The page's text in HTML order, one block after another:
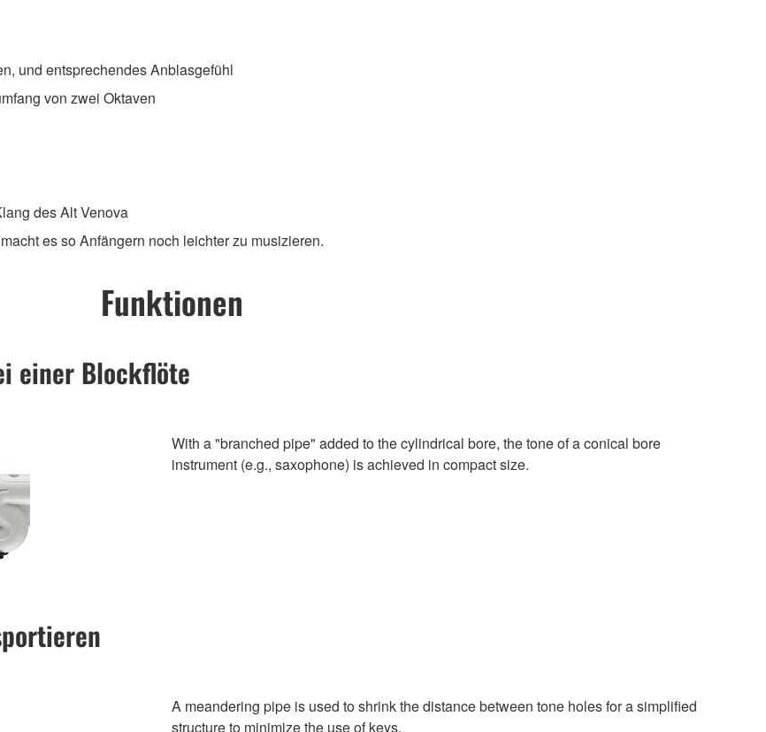
und entsprechendes Anblasgefühl
von zwei Oktaven
des Alt Venova
es so Anfängern noch leichter zu musizieren.
Funktionen
einer Blockflöte
With a "branched pipe" added to the cylindrical bore, the tone of a conical bore
instrument (e.g., saxophone) is achieved in compact size.
A meandering pipe is used to shrink the distance between tone holes for a simplified
structure to minimize the use of keys.